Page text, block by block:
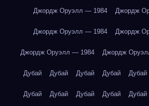
Джордж Оруэлл — 1984 Джордж
Джордж Оруэлл — 1984 Джордж
Джордж Оруэлл — 1984 Джордж
Дубай Дубай Дубай Дубай Дубай
Дубай Дубай Дубай Дубай Дубай